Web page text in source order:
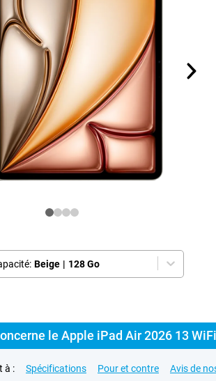
Beige | 128 Go
le Apple iPad Air 2026 13 WiFi
à : Spécifications Pour et contre Avis de